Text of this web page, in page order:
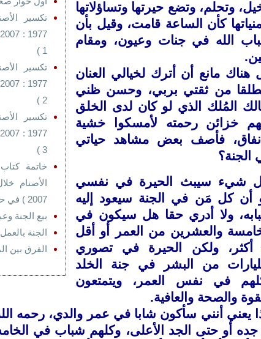
1 )
2 )
3 )
خاتمة
2007 ) في حياتي الفكرية)
بيع الجنة
الجنة
الفرق بين
وتحلم، وتضع حيرتها وتساؤلاتها
كأن الساعة قامت، وقيل بأن
الله في جنات وعيون، ومقام
هناك مانع أن أترك لخيالي العنان
من ثقتي بربي، وحسن ظني
المُلك الذي لو كان لدى الخلق
خزائن رحمته لأمسكوا خشية
فأصف بعض مشاهد حياتي
الجنة؟
شيء سيبث الحيرة في نفسي
أن كل مَن في الجنة سيعود إليه
ولا أدري حقا هل سيكون في
والعشرين من العمر أو أقل
أكثر، ولكن الحيرة في تصوري
من البشر في جنة الخلد
في نفس العمر، ويتمتعون
والصحة والعافية.
يعني أنني سأكون شابا في عمر والدي، رحمه
جده أو حتى الجد الأعلى، وكلهم شباب في